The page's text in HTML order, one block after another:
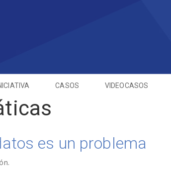
CASOS VIDEOCASOS
es un problema